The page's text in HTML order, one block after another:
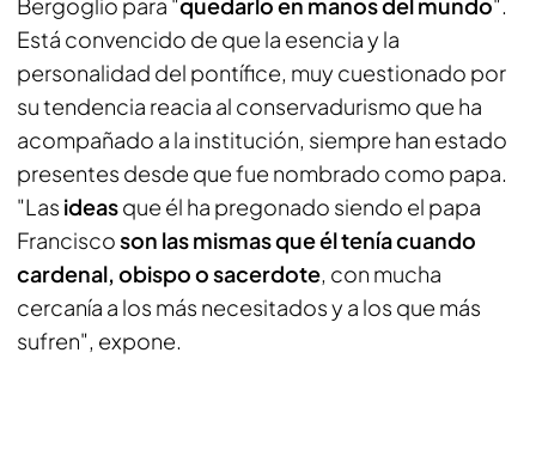
Está convencido de que la esencia y la
personalidad del pontífice, muy cuestionado por
su tendencia reacia al conservadurismo que ha
acompañado a la institución, siempre han estado
presentes desde que fue nombrado como papa.
"Las ideasque él ha pregonado siendo el papa
Franciscoson las mismas que él tenía cuando
cardenal, obispo o sacerdote, con mucha
cercanía a los más necesitados y a los que más
sufren", expone.